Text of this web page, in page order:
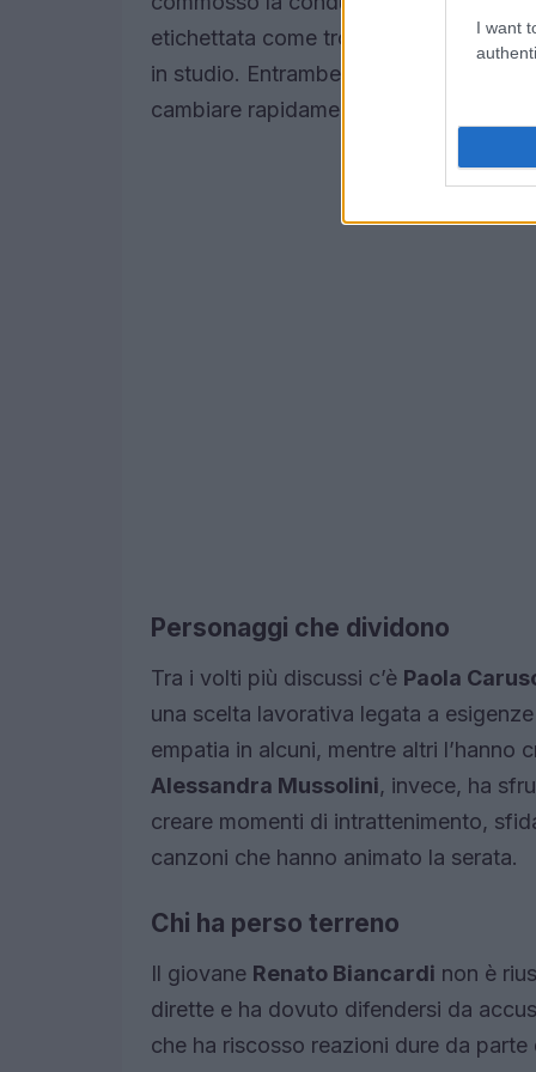
I want
etichettata come troppo precisa e
in studio. Entrambe le puntate hanno
cambiare rapidamente in base a un
Personaggi che dividono
Tra i volti più discussi c’è Paola
una scelta lavorativa legata a
empatia in alcuni, mentre altri l’hanno
Alessandra Mussolini, invece, ha
creare momenti di intrattenimento,
canzoni che hanno animato la serata.
Chi ha perso terreno
Il giovane Renato Biancardi non è
dirette e ha dovuto difendersi da
che ha riscosso reazioni dure da parte